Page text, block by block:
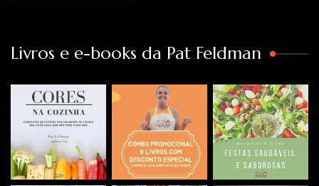
Livros e e-books da Pat Feldman